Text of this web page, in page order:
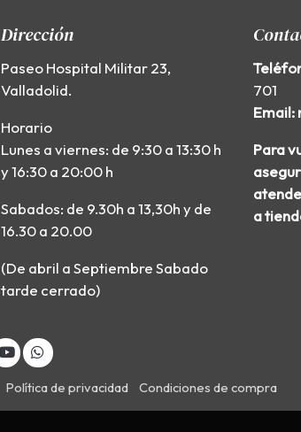
Dirección
Paseo Hospital Militar 23,
Valladolid.
Horario
Lunes a viernes: de 9:30 a 13:30 h
y 16:30 a 20:00 h
Sabados: de 9.30h a 13,30h y de
16.30 a 20.00
(De abril a Septiembre Sabado
tarde cerrado)
701
Email:
Para
a
Política de privacidad Condiciones de compra